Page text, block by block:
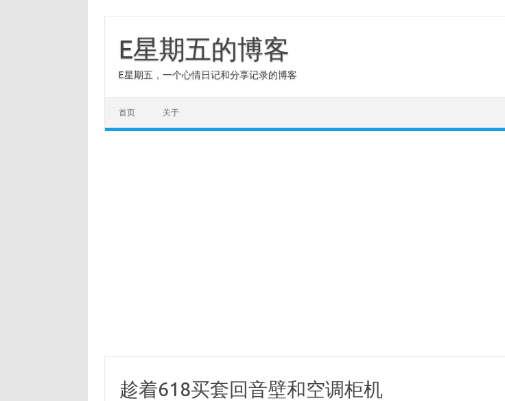
contentE星期五的博客
E星期五，一个心情日记和分享记录的博客
首页 关于
趁着618买套回音壁和空调柜机